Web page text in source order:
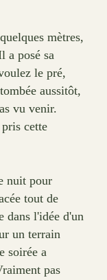
mètres,
a posé sa
le pré,
aussitôt,
vu venir.
cette
nuit pour
tout de
dans l'idée d'un
un terrain
soirée a
pas